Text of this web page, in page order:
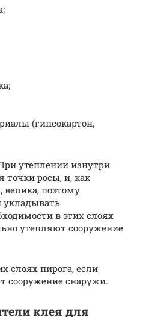
(гипсокартон,
утеплении изнутри
точки росы, и, как
велика, поэтому
укладывать
в этих слоях
утепляют сооружение
слоях пирога, если
сооружение снаружи.
клея для